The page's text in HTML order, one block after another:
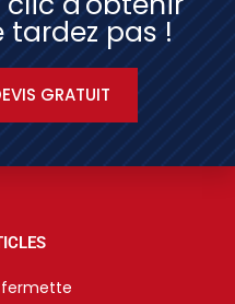
tardez pas !
GRATUIT
fermette